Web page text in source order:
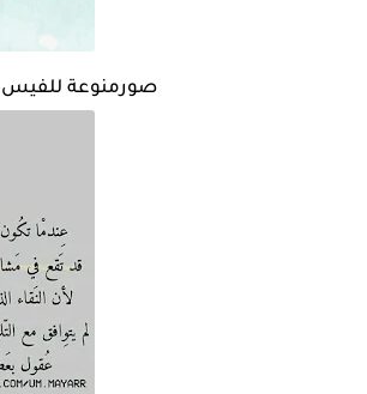
صورمنوعة للفيس بوك 2018 اجمل الصور